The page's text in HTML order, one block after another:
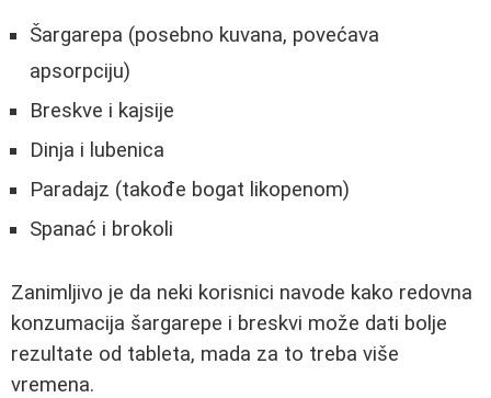
Šargarepa (posebno kuvana, povećava
apsorpciju)
Breskve i kajsije
Dinja i lubenica
Paradajz (takođe bogat likopenom)
Spanać i brokoli
Zanimljivo je da neki korisnici navode kako redovna
konzumacija šargarepe i breskvi može dati bolje
rezultate od tableta, mada za to treba više
vremena.